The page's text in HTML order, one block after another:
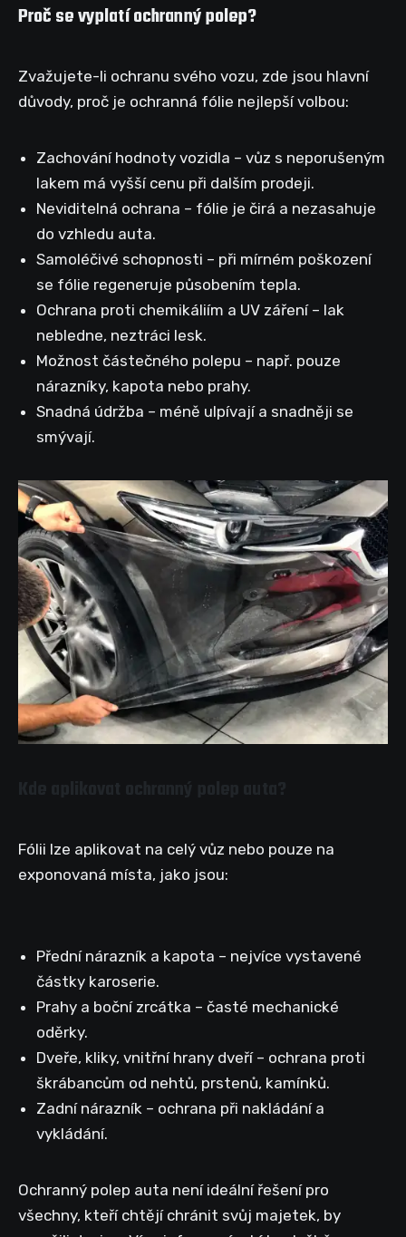
Proč se vyplatí ochranný polep?
Zvažujete-li ochranu svého vozu, zde jsou hlavní
důvody, proč je ochranná fólie nejlepší volbou:
Zachování hodnoty vozidla – vůz s neporušeným
lakem má vyšší cenu při dalším prodeji.
Neviditelná ochrana – fólie je čirá a nezasahuje
do vzhledu auta.
Samoléčivé schopnosti – při mírném poškození
se fólie regeneruje působením tepla.
Ochrana proti chemikáliím a UV záření – lak
nebledne, neztráci lesk.
Možnost částečného polepu – např. pouze
nárazníky, kapota nebo prahy.
Snadná údržba – méně ulpívají a snadněji se
smývají.
Fólii lze aplikovat na celý vůz nebo pouze na
exponovaná místa, jako jsou:
Přední nárazník a kapota – nejvíce vystavené
částky karoserie.
Prahy a boční zrcátka – časté mechanické
oděrky.
Dveře, kliky, vnitřní hrany dveří – ochrana proti
škrábancům od nehtů, prstenů, kamínků.
Zadní nárazník – ochrana při nakládání a
vykládání.
Ochranný polep auta není ideální řešení pro
všechny, kteří chtějí chránit svůj majetek, by